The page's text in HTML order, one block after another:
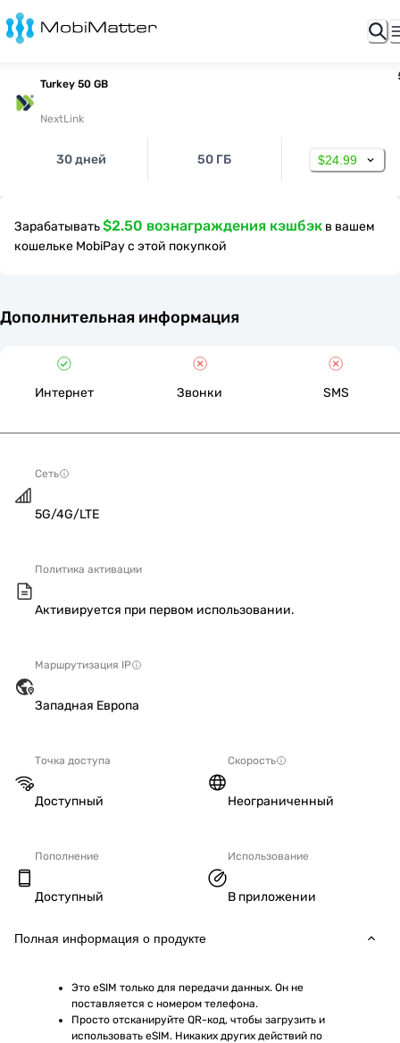
Turkey 50 GB
NextLink
30 дней 50 ГБ $24.99
Зарабатывать$2.50 вознаграждения кэшбэк в вашем
кошельке MobiPay с этой покупкой
Дополнительная информация
Интернет Звонки SMS
Сеть
5G/4G/LTE
Политика активации
Активируется при первом использовании.
Маршрутизация IP
Западная Европа
Точка доступа
Доступный
Скорость
Неограниченный
Пополнение
Доступный
Использование
В приложении
Полная информация о продукте
Это eSIM только для передачи данных. Он не
поставляется с номером телефона.
Просто отсканируйте QR-код, чтобы загрузить и
использовать eSIM. Никаких других действий по